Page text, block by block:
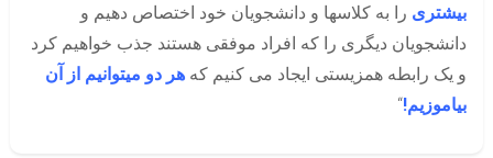
بیشتری را به کلاسها و دانشجویان خود اختصاص دهیم و
دانشجویان دیگری را که افراد موفقی هستند جذب خواهیم کرد
و یک رابطه همزیستی ایجاد می کنیم که هر دو میتوانیم از آن
بیاموزیم!“